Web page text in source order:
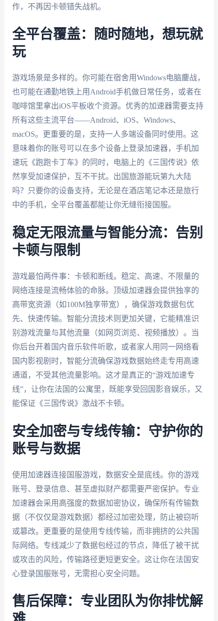
作，不再因卡顿错失战机。
全平台覆盖：随时随地，想玩就
玩
游戏场景是多样的。你可能在宿舍用Windows电脑鏖战，
也可能在通勤地铁上用Android手机做日常任务，或者在
咖啡馆里拿出iOS平板收个资源。优秀的加速器需要支持
所有这些主流平台——Android、iOS、Windows、
macOS。更重要的是，支持一人多端设备同时使用。这
意味着你的账号可以在多个设备上登录加速器，手机加
速玩《跑跑卡丁车》的同时，电脑上的《三国传说》依
然享受加速保护，互不干扰。出国旅游能玩第九大陆
吗？只要你的设备支持，无论是在酒店笔记本还是旅行
中的手机，全平台覆盖都能让你无缝衔接国服。
稳定无限流量与智能分流：告别
卡顿与限制
游戏最怕两件事：卡顿和断线。稳定、高速、不限量的
网络连接是流畅体验的命脉。顶级加速器会提供独享的
高带宽资源（如100M独享带宽），确保游戏数据包优
先、快速传输。智能分流技术则更加关键，它能精准识
别游戏流量与其他流量（如网页浏览、视频播放）。当
你后台开着国内音乐软件听歌，或者家人用同一网络看
国内影视剧时，智能分流确保游戏数据始终走专用高速
通道，不受其他流量影响。这才是真正的“游戏加速专
线”，让你在法国的公寓里，既能享受回国影音娱乐，又
能保证《三国传说》激战不卡顿。
安全加密与专线传输：守护你的
账号与数据
使用加速器连接国服游戏，数据安全是底线。你的游戏
账号、登录信息、甚至虚拟财产都需要严密保护。专业
加速器会采用高强度的数据加密协议，确保所有传输数
据（不仅仅是游戏数据）都经过加密处理，防止被窃听
或篡改。更重要的是使用专线传输，而非拥挤的公共国
际网络。专线减少了数据包经过的节点，降低了被干扰
或攻击的风险，传输路径更短更安全。这让你在法国安
心登录国服账号，无需担心安全问题。
售后保障：专业团队为你排忧解